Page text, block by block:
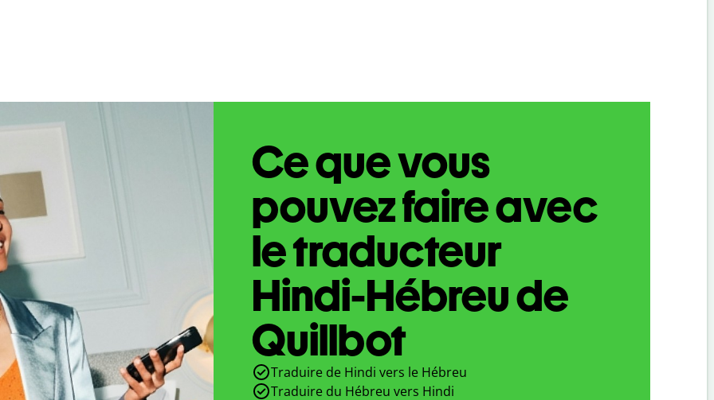
Ce que vous
pouvez faire avec
le traducteur
Hindi-Hébreu de
Quillbot
Traduire de Hindi vers le Hébreu
Traduire du Hébreu vers Hindi